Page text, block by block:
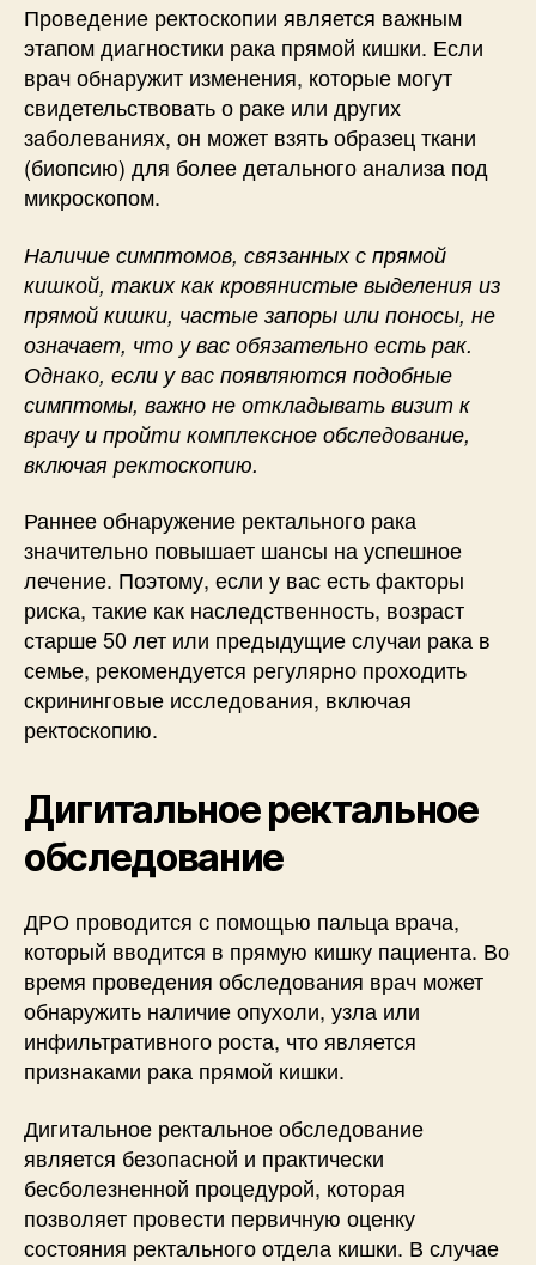
Проведение ректоскопии является важным
этапом диагностики рака прямой кишки. Если
врач обнаружит изменения, которые могут
свидетельствовать о раке или других
заболеваниях, он может взять образец ткани
(биопсию) для более детального анализа под
микроскопом.
Наличие симптомов, связанных с прямой
кишкой, таких как кровянистые выделения из
прямой кишки, частые запоры или поносы, не
означает, что у вас обязательно есть рак.
Однако, если у вас появляются подобные
симптомы, важно не откладывать визит к
врачу и пройти комплексное обследование,
включая ректоскопию.
Раннее обнаружение ректального рака
значительно повышает шансы на успешное
лечение. Поэтому, если у вас есть факторы
риска, такие как наследственность, возраст
старше 50 лет или предыдущие случаи рака в
семье, рекомендуется регулярно проходить
скрининговые исследования, включая
ректоскопию.
Дигитальное ректальное
обследование
ДРО проводится с помощью пальца врача,
который вводится в прямую кишку пациента. Во
время проведения обследования врач может
обнаружить наличие опухоли, узла или
инфильтративного роста, что является
признаками рака прямой кишки.
Дигитальное ректальное обследование
является безопасной и практически
бесболезненной процедурой, которая
позволяет провести первичную оценку
состояния ректального отдела кишки. В случае